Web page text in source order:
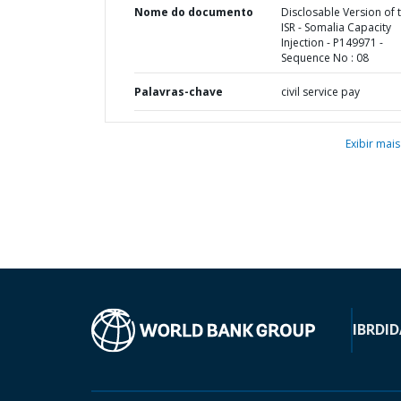
Nome do documento
Disclosable Version of
ISR - Somalia Capacity
Injection - P149971 -
Sequence No : 08
Palavras-chave civil service pay
Exibir mais
IBRD